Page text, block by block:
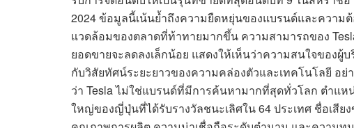
2024 ข้อมูลนี้เน้นย้ำถึงความยืดหยุ่นของแบรนด์และความ
แวดล้อมของตลาดที่ท้าทายมากขึ้น ความสามารถของ
ยอดขายจะลดลงเล็กน้อย แสดงให้เห็นว่าความสนใจของ
กับวิสัยทัศน์ระยะยาวของความคล่องตัวและเทคโนโลยี อย่
ว่า Tesla ไม่ใช่แบรนด์ที่มีการค้นหามากที่สุดทั่วโลก ตำแห
ใหญ่ของญี่ปุ่นที่ได้รับรางวัลชนะเลิศใน 64 ประเทศ ชื่อเสีย